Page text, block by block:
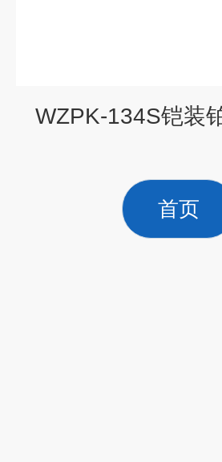
WZPK-134S铠装
首页